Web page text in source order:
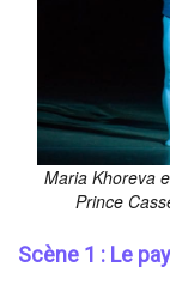
Maria Khoreva
Prince
Scène 1 : Le